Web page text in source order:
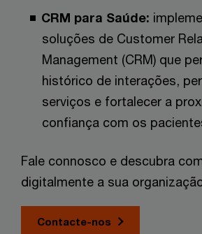
CRM para Saúde:
soluções de Customer
Management (CRM) que
histórico de interações,
serviços e fortalecer a
confiança com os
Fale connosco e descubra
digitalmente a sua
Contacte-nos